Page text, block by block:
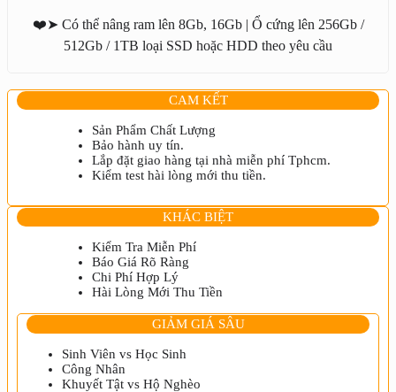
số
❤️➤ Có thể nâng ram lên 8Gb, 16Gb | Ổ cứng lên 256Gb /
512Gb / 1TB loại SSD hoặc HDD theo yêu cầu
CAM KẾT
Sản Phẩm Chất Lượng
Bảo hành uy tín.
Lắp đặt giao hàng tại nhà miễn phí Tphcm.
Kiểm test hài lòng mới thu tiền.
KHÁC BIỆT
Kiểm Tra Miễn Phí
Báo Giá Rõ Ràng
Chi Phí Hợp Lý
Hài Lòng Mới Thu Tiền
GIẢM GIÁ SÂU
Sinh Viên vs Học Sinh
Công Nhân
Khuyết Tật vs Hộ Nghèo